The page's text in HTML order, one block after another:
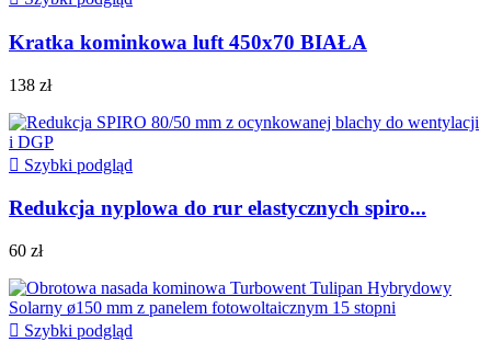
Kratka kominkowa luft 450x70 BIAŁA
138 zł
 Szybki podgląd
Redukcja nyplowa do rur elastycznych spiro...
60 zł
 Szybki podgląd